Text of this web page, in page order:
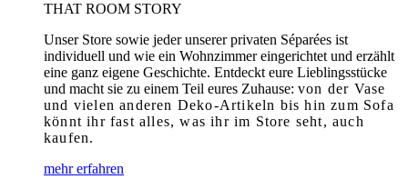
THAT ROOM STORY
Unser Store sowie jeder unserer privaten Séparées ist
individuell und wie ein Wohnzimmer eingerichtet und erzählt
eine ganz eigene Geschichte. Entdeckt eure Lieblingsstücke
und macht sie zu einem Teil eures Zuhause: von der Vase
und vielen anderen Deko-Artikeln bis hin zum Sofa
könnt ihr fast alles, was ihr im Store seht, auch
kaufen.
mehr erfahren